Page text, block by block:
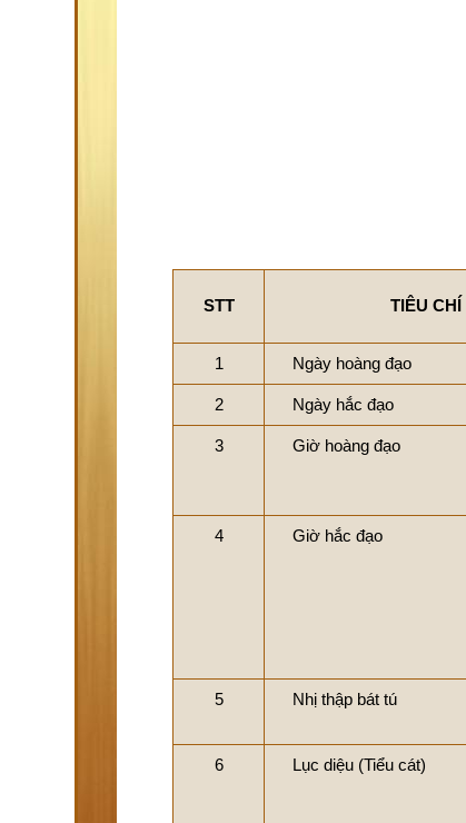
STT TIÊU CHÍ
1 Ngày hoàng đạo
2 Ngày hắc đạo
3 Giờ hoàng đạo
4 Giờ hắc đạo
5 Nhị thập bát tú
6 Lục diệu (Tiểu cát)